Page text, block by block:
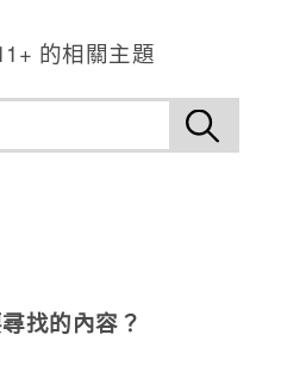
的相關主題
找的內容？